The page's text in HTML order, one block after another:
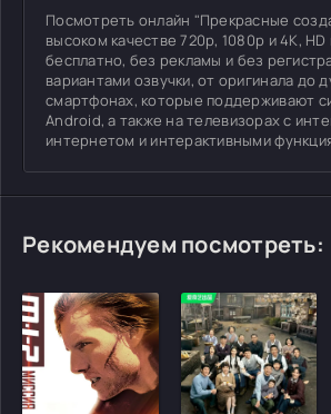
Посмотреть онлайн "Прекрасные
высоком качестве 720p, 1080p и 4K, HD
бесплатно, без рекламы и без
вариантами озвучки, от оригинала до
смартфонах, которые поддерживают
Android, а также на телевизорах с
интернетом и интерактивными
Рекомендуем посмотреть: